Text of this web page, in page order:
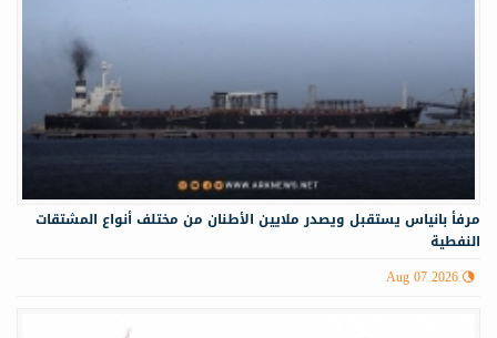
مرفأ بانياس يستقبل ويصدر ملايين الأطنان من مختلف أنواع المشتقات
النفطية
Aug 07 2026